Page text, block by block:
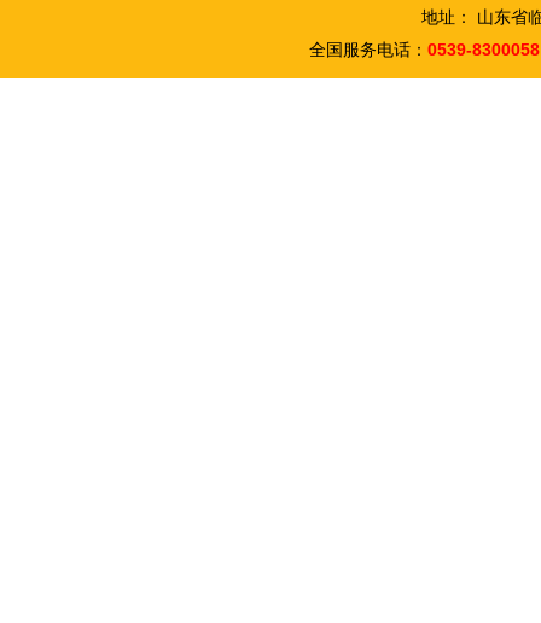
地址： 山东省
全国服务电话： 0539-8300058